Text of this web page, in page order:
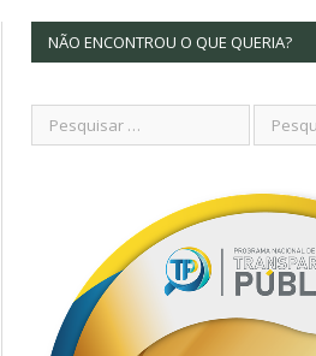
NÃO ENCONTROU O QUE QUERIA?